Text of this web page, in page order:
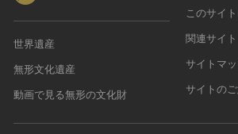
世界遺産
無形文化遺産
動画で見る無形の文化財
このサイ
関連サイ
サイトマ
サイトの